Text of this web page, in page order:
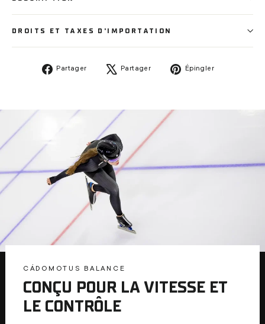
DROITS ET TAXES D'IMPORTATION
Partager
PartagerPartager
TweeterÉpingler
CÁDOMOTUS BALANCE
CONÇU POUR LA VITESSE ET
LE CONTRÔLE